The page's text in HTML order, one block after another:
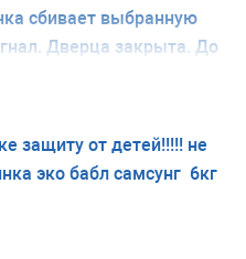
сбивает выбранную
Дверца закрыта. До
У меня нет
защиту от детей!!!!! не
эко бабл самсунг 6кг